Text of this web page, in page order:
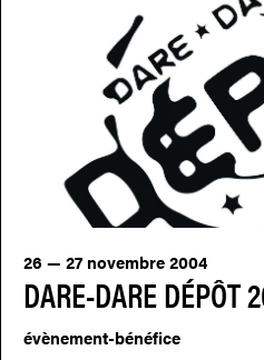
DARE-DARE DÉPÔT
26 — 27 novembre 2004
évènement-bénéfice